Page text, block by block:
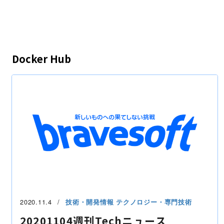
Docker Hub
2020.11.4 技術・開発情報 テクノロジー・専門技術
20201104週刊Techニュース